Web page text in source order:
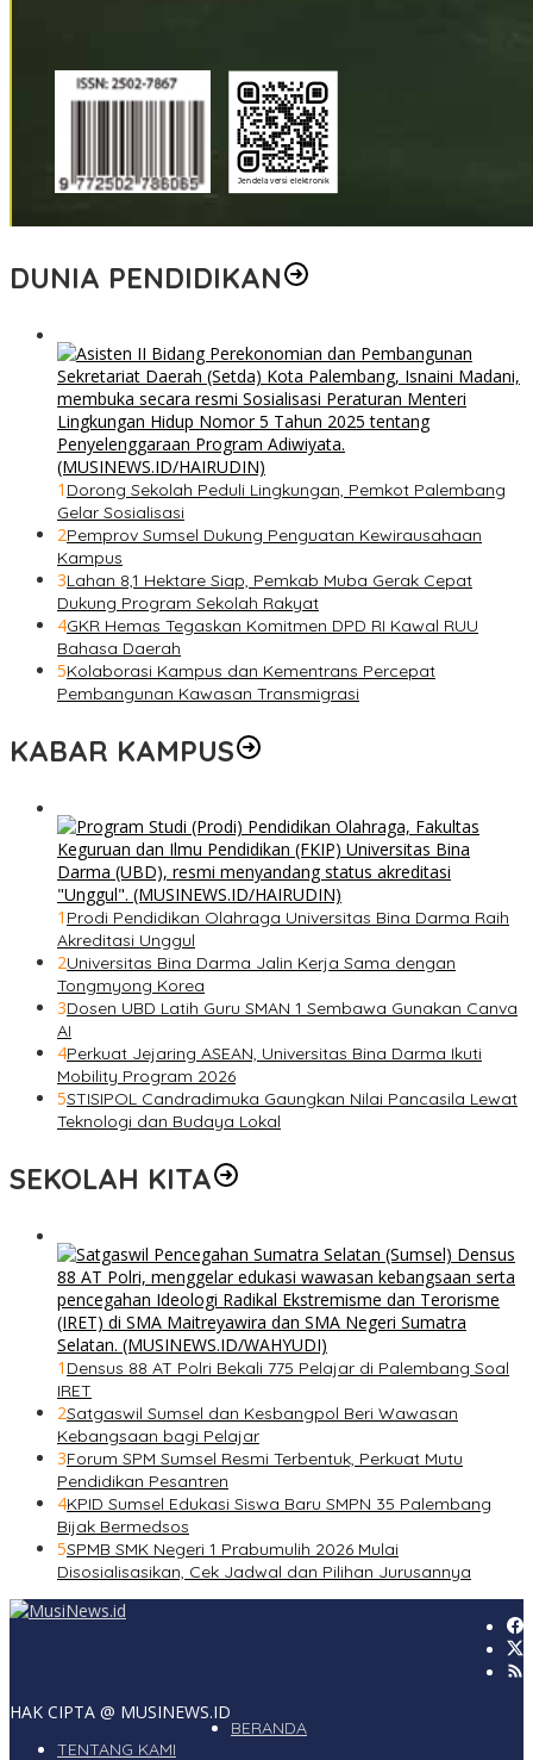
DUNIA PENDIDIKAN
1 Dorong Sekolah Peduli Lingkungan, Pemkot Palembang
Gelar Sosialisasi
2Pemprov Sumsel Dukung Penguatan Kewirausahaan
Kampus
3Lahan 8,1 Hektare Siap, Pemkab Muba Gerak Cepat
Dukung Program Sekolah Rakyat
4GKR Hemas Tegaskan Komitmen DPD RI Kawal RUU
Bahasa Daerah
5Kolaborasi Kampus dan Kementrans Percepat
Pembangunan Kawasan Transmigrasi
KABAR KAMPUS
1 Prodi Pendidikan Olahraga Universitas Bina Darma Raih
Akreditasi Unggul
2Universitas Bina Darma Jalin Kerja Sama dengan
Tongmyong Korea
3Dosen UBD Latih Guru SMAN 1 Sembawa Gunakan Canva
AI
4Perkuat Jejaring ASEAN, Universitas Bina Darma Ikuti
Mobility Program 2026
5STISIPOL Candradimuka Gaungkan Nilai Pancasila Lewat
Teknologi dan Budaya Lokal
SEKOLAH KITA
1 Densus 88 AT Polri Bekali 775 Pelajar di Palembang Soal
IRET
2Satgaswil Sumsel dan Kesbangpol Beri Wawasan
Kebangsaan bagi Pelajar
3Forum SPM Sumsel Resmi Terbentuk, Perkuat Mutu
Pendidikan Pesantren
4KPID Sumsel Edukasi Siswa Baru SMPN 35 Palembang
Bijak Bermedsos
5SPMB SMK Negeri 1 Prabumulih 2026 Mulai
Disosialisasikan, Cek Jadwal dan Pilihan Jurusannya
HAK CIPTA @ MUSINEWS.ID
BERANDA
TENTANG KAMI